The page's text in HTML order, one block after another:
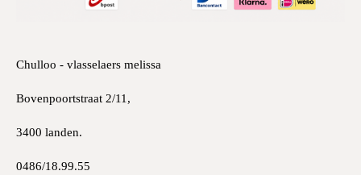
Chulloo - vlasselaers melissa
Bovenpoortstraat 2/11,
3400 landen.
0486/18.99.55